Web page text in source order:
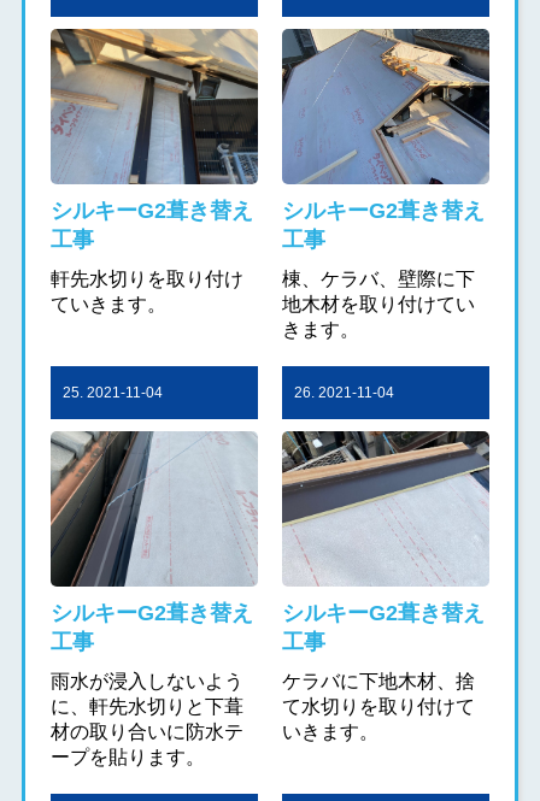
シルキーG2葺き替え
工事
軒先水切りを取り付け
ていきます。
シルキーG2葺き替え
工事
棟、ケラバ、壁際に下
地木材を取り付けてい
きます。
25. 2021-11-04
シルキーG2葺き替え
工事
雨水が浸入しないよう
に、軒先水切りと下葺
材の取り合いに防水テ
ープを貼ります。
26. 2021-11-04
シルキーG2葺き替え
工事
ケラバに下地木材、捨
て水切りを取り付けて
いきます。